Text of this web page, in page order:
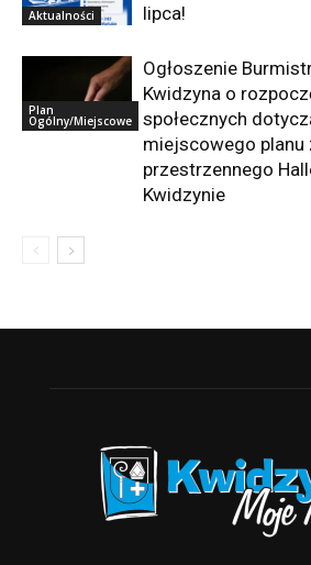
Aktualności
lipca!
Plan
Ogólny/Miejscowe
Ogłoszenie
Kwidzyna o
społecznych
miejscowego
przestrzennego
Kwidzynie